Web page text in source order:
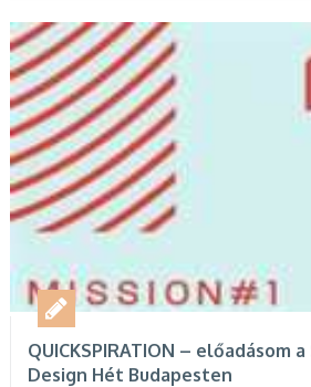
QUICKSPIRATION – előadásom
Design Hét Budapesten